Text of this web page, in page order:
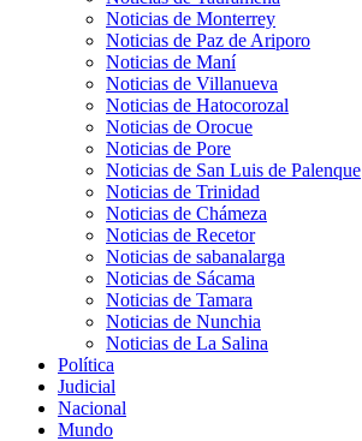
Noticias de Monterrey
Noticias de Paz de Ariporo
Noticias de Maní
Noticias de Villanueva
Noticias de Hatocorozal
Noticias de Orocue
Noticias de Pore
Noticias de San Luis de Palenque
Noticias de Trinidad
Noticias de Chámeza
Noticias de Recetor
Noticias de sabanalarga
Noticias de Sácama
Noticias de Tamara
Noticias de Nunchia
Noticias de La Salina
Política
Judicial
Nacional
Mundo